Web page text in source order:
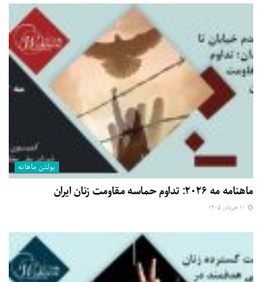
بولتن ماهانه
ماهنامه مه ۲۰۲۶: تداوم حماسه مقاومت زنان ایران